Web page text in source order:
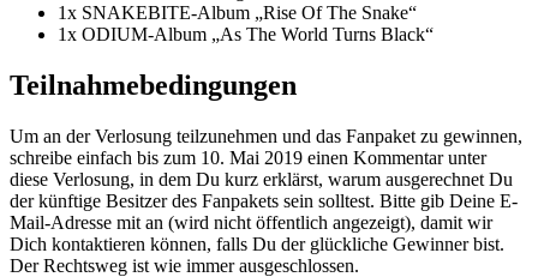
1x SNAKEBITE-Album „Rise Of The Snake“
1x ODIUM-Album „As The World Turns Black“
Teilnahmebedingungen
Um an der Verlosung teilzunehmen und das Fanpaket zu gewinnen,
schreibe einfach bis zum 10. Mai 2019 einen Kommentar unter
diese Verlosung, in dem Du kurz erklärst, warum ausgerechnet Du
der künftige Besitzer des Fanpakets sein solltest. Bitte gib Deine E-
Mail-Adresse mit an (wird nicht öffentlich angezeigt), damit wir
Dich kontaktieren können, falls Du der glückliche Gewinner bist.
Der Rechtsweg ist wie immer ausgeschlossen.